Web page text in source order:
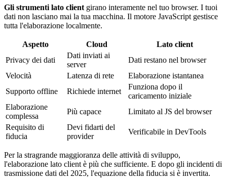
Gli strumenti lato client girano interamente nel tuo browser. I tuoi
dati non lasciano mai la tua macchina. Il motore JavaScript gestisce
tutta l'elaborazione localmente.
Aspetto Cloud
Lato client
Privacy dei dati
Dati inviati ai
server
Dati restano nel browser
Velocità
Latenza di rete
Elaborazione istantanea
Supporto offline
Richiede internet
Funziona dopo il
caricamento iniziale
Elaborazione
complessa
Più capace
Limitato al JS del browser
Requisito di
fiducia
Devi fidarti del
provider
Verificabile in DevTools
Per la stragrande maggioranza delle attività di sviluppo,
l'elaborazione lato client è più che sufficiente. E dopo gli incidenti di
trasmissione dati del 2025, l'equazione della fiducia si è invertita.